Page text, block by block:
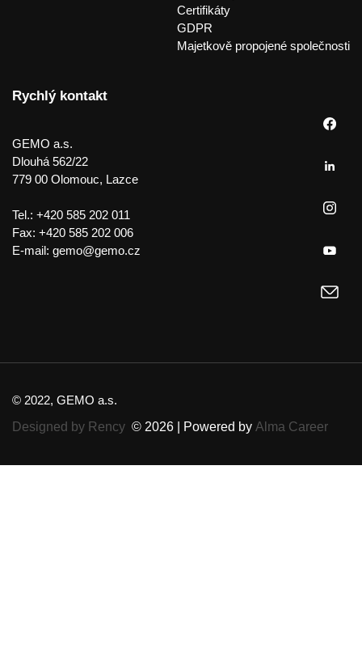
Certifikáty
GDPR
Majetkově propojené společnosti
Rychlý kontakt
GEMO a.s.
Dlouhá 562/22
779 00 Olomouc, Lazce
Tel.: +420 585 202 011
Fax: +420 585 202 006
E-mail: gemo@gemo.cz
© 2022, GEMO a.s.
Designed by Rency © 2026 | Powered by Alma Career